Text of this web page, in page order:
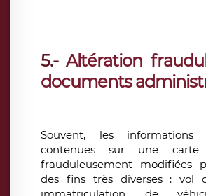
5.-Altération
documents
Souvent, les informations
contenues sur une
frauduleusement modifiées
des fins très diverses : vol